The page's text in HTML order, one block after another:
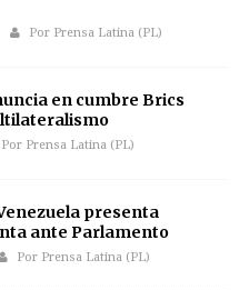
Por Prensa Latina (PL)
en cumbre Brics
Por Prensa Latina (PL)
presenta
ante Parlamento
Por Prensa Latina (PL)